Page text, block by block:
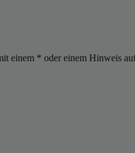
einem * oder einem Hinweis